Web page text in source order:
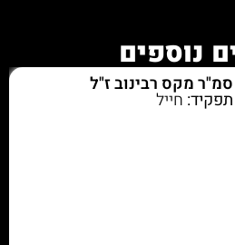
נוספים
סמ"ר מקס רבינוב ז"ל
תפקיד: חייל